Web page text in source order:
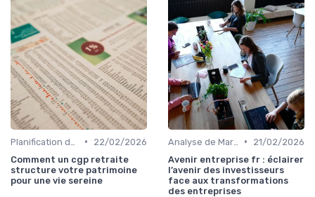
•
22/02/2026
Comment un cgp retraite
structure votre patrimoine
pour une vie sereine
•
21/02/2026
Avenir entreprise fr : éclairer
l’avenir des investisseurs
face aux transformations
des entreprises